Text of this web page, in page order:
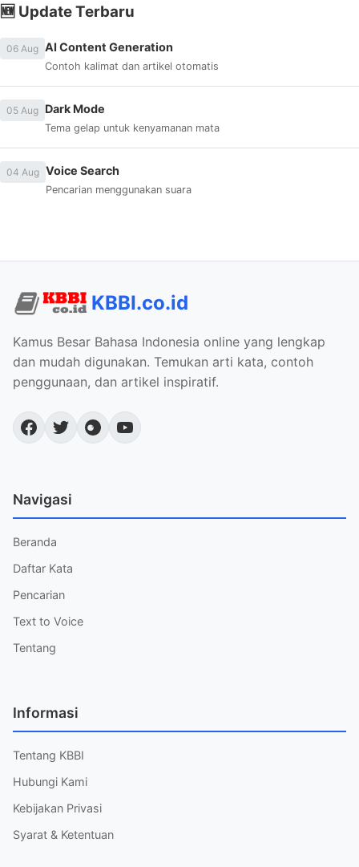
🆕 Update Terbaru
06 Aug AI Content Generation
Contoh kalimat dan artikel otomatis
05 Aug Dark Mode
Tema gelap untuk kenyamanan mata
04 Aug Voice Search
Pencarian menggunakan suara
KBBI.co.id
Kamus Besar Bahasa Indonesia online yang lengkap
dan mudah digunakan. Temukan arti kata, contoh
penggunaan, dan artikel inspiratif.
Navigasi
Beranda
Daftar Kata
Pencarian
Text to Voice
Tentang
Informasi
Tentang KBBI
Hubungi Kami
Kebijakan Privasi
Syarat & Ketentuan